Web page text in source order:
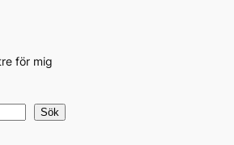
för mig
Sök